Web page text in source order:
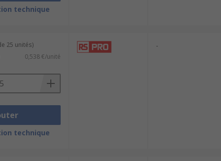
technique
25 unités)
0,538 €/unité
technique
-